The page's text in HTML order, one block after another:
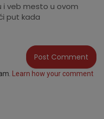
i veb mesto u ovom
put kada
Learn how your comment